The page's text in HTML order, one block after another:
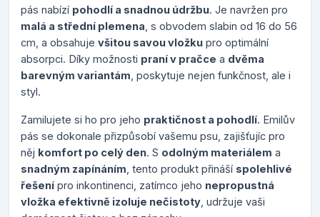
pás nabízí pohodlí a snadnou údržbu. Je navržen pro
malá a střední plemena , s obvodem slabin od 16 do 56
cm, a obsahuje všitou savou vložku pro optimální
absorpci. Díky možnosti praní v pračce a dvěma
barevným variantám , poskytuje nejen funkčnost, ale i
styl.
Zamilujete si ho pro jeho praktičnost a pohodlí. Emilův
pás se dokonale přizpůsobí vašemu psu, zajišťujíc pro
něj komfort po celý den. S odolným materiálem a
snadným zapínáním , tento produkt přináší spolehlivé
řešení pro inkontinenci, zatímco jeho nepropustná
vložka efektivně izoluje nečistoty , udržuje vaši